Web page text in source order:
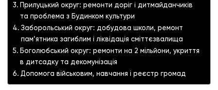
Прилуцький округ: ремонти доріг і дитмайданчиків
та проблема з Будинком культури
Заборольський округ: добудова школи, ремонт
пам’ятника загиблим і ліквідація сміттєзвалища
Боголюбський округ: ремонти на 2 мільйони, укриття
в дитсадку та декомунізація
Допомога військовим, навчання і реєстр громад